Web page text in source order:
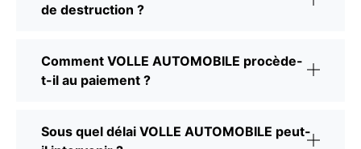
de destruction ?
Comment VOLLE AUTOMOBILE procède-
t-il au paiement ?
Sous quel délai VOLLE AUTOMOBILE peut-